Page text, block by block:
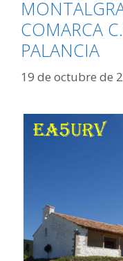
COMARCA
PALANCIA
19 de octubre de